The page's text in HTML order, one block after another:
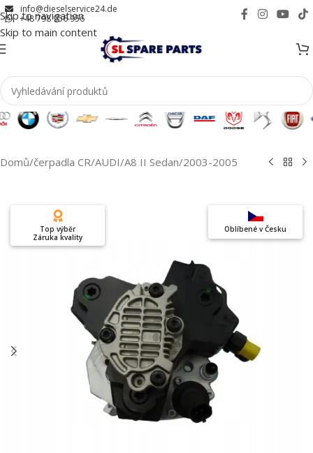
Skip to navigation
Skip to main content
info@dieselservice24.de
+48 798 956 956
Domů/čerpadla CR/AUDI/A8 II Sedan/2003-2005
Oblíbené v Česku
Top výběr
Záruka kvality